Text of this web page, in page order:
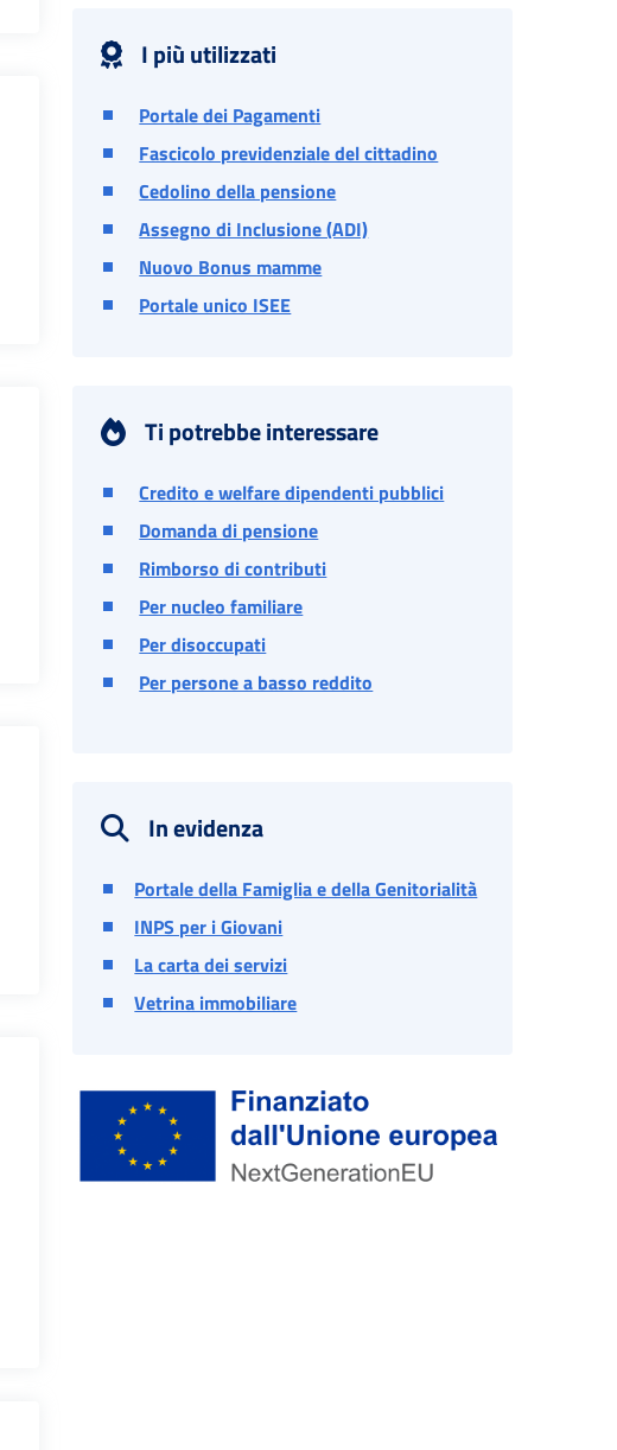
I più utilizzati
Portale dei Pagamenti
Fascicolo previdenziale del cittadino
Cedolino della pensione
Assegno di Inclusione (ADI)
Nuovo Bonus mamme
Portale unico ISEE
Ti potrebbe interessare
Credito e welfare dipendenti pubblici
Domanda di pensione
Rimborso di contributi
Per nucleo familiare
Per disoccupati
Per persone a basso reddito
In evidenza
Portale della Famiglia e della Genitorialità
INPS per i Giovani
La carta dei servizi
Vetrina immobiliare